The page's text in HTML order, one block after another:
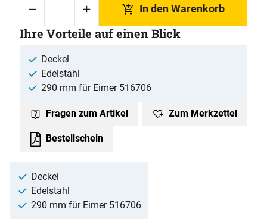
In den Warenkorb
Ihre Vorteile auf einen Blick
Deckel
Edelstahl
290 mm für Eimer 516706
Fragen zum Artikel Zum Merkzettel
Bestellschein
Deckel
Edelstahl
290 mm für Eimer 516706